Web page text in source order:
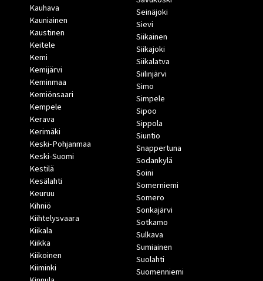
Kauhava
Kauniainen
Kaustinen
Keitele
Kemi
Kemijärvi
Keminmaa
Kemiönsaari
Kempele
Kerava
Kerimäki
Keski-Pohjanmaa
Keski-Suomi
Kestilä
Kesälahti
Keuruu
Kihniö
Kiihtelysvaara
Kiikala
Kiikka
Kiikoinen
Kiiminki
Seinäjoki
Sievi
Siikainen
Siikajoki
Siikalatva
Siilinjärvi
Simo
Simpele
Sipoo
Sippola
Siuntio
Snappertuna
Sodankylä
Soini
Somerniemi
Somero
Sonkajärvi
Sotkamo
Sulkava
Sumiainen
Suolahti
Suomenniemi